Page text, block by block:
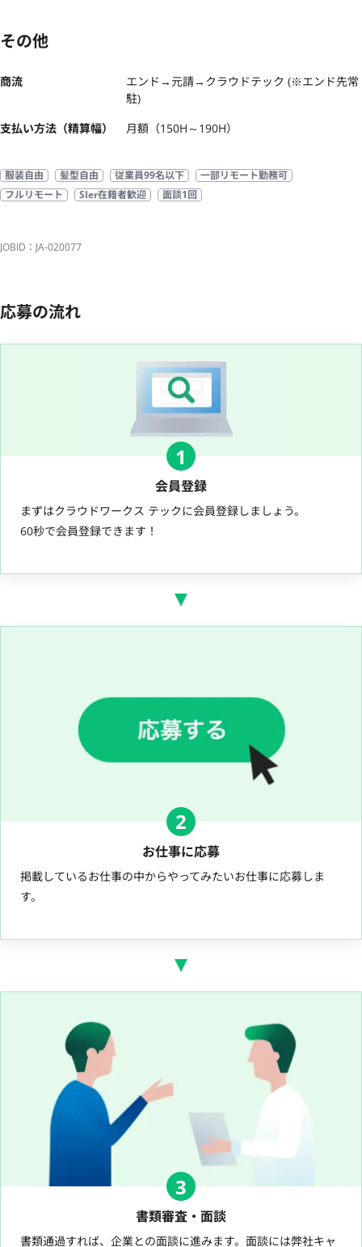
その他
商流
エンド→元請→クラウドテック (※エンド先常
駐)
支払い方法（精算幅）
月額（150H～190H）
服装自由 髪型自由 従業員99名以下
一部リモート勤務可
フルリモート
SIer在籍者歓迎 面談1回
JOBID：JA-020077
応募の流れ
1
会員登録
まずはクラウドワークス テックに会員登録しましょう。
60秒で会員登録できます！
2
お仕事に応募
掲載しているお仕事の中からやってみたいお仕事に応募しま
す。
3
書類審査・面談
書類通過すれば、企業との面談に進みます。面談には弊社キャ